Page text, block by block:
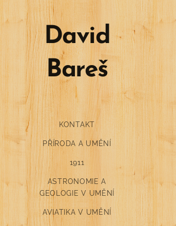
David
Bareš
KONTAKT
PŘÍRODA A UMĚNÍ
1911
ASTRONOMIE A
GEOLOGIE V UMĚNÍ
AVIATIKA V UMĚNÍ